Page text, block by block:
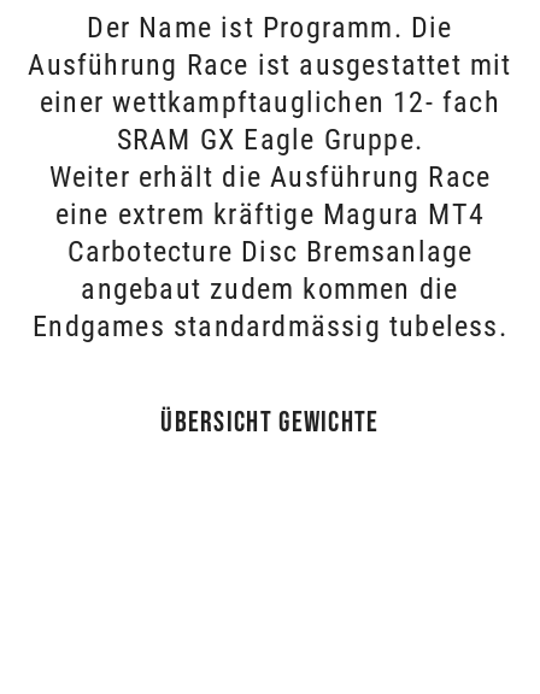
Der Name ist Programm. Die
Ausführung Race ist ausgestattet mit
einer wettkampftauglichen 12- fach
SRAM GX Eagle Gruppe.
Weiter erhält die Ausführung Race
eine extrem kräftige Magura MT4
Carbotecture Disc Bremsanlage
angebaut zudem kommen die
Endgames standardmässig tubeless.
Übersicht Gewichte